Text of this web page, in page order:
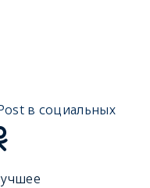
в социальных